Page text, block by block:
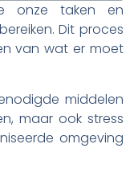
onze taken en
Dit proces
van wat er moet
middelen
maar ook stress
omgeving